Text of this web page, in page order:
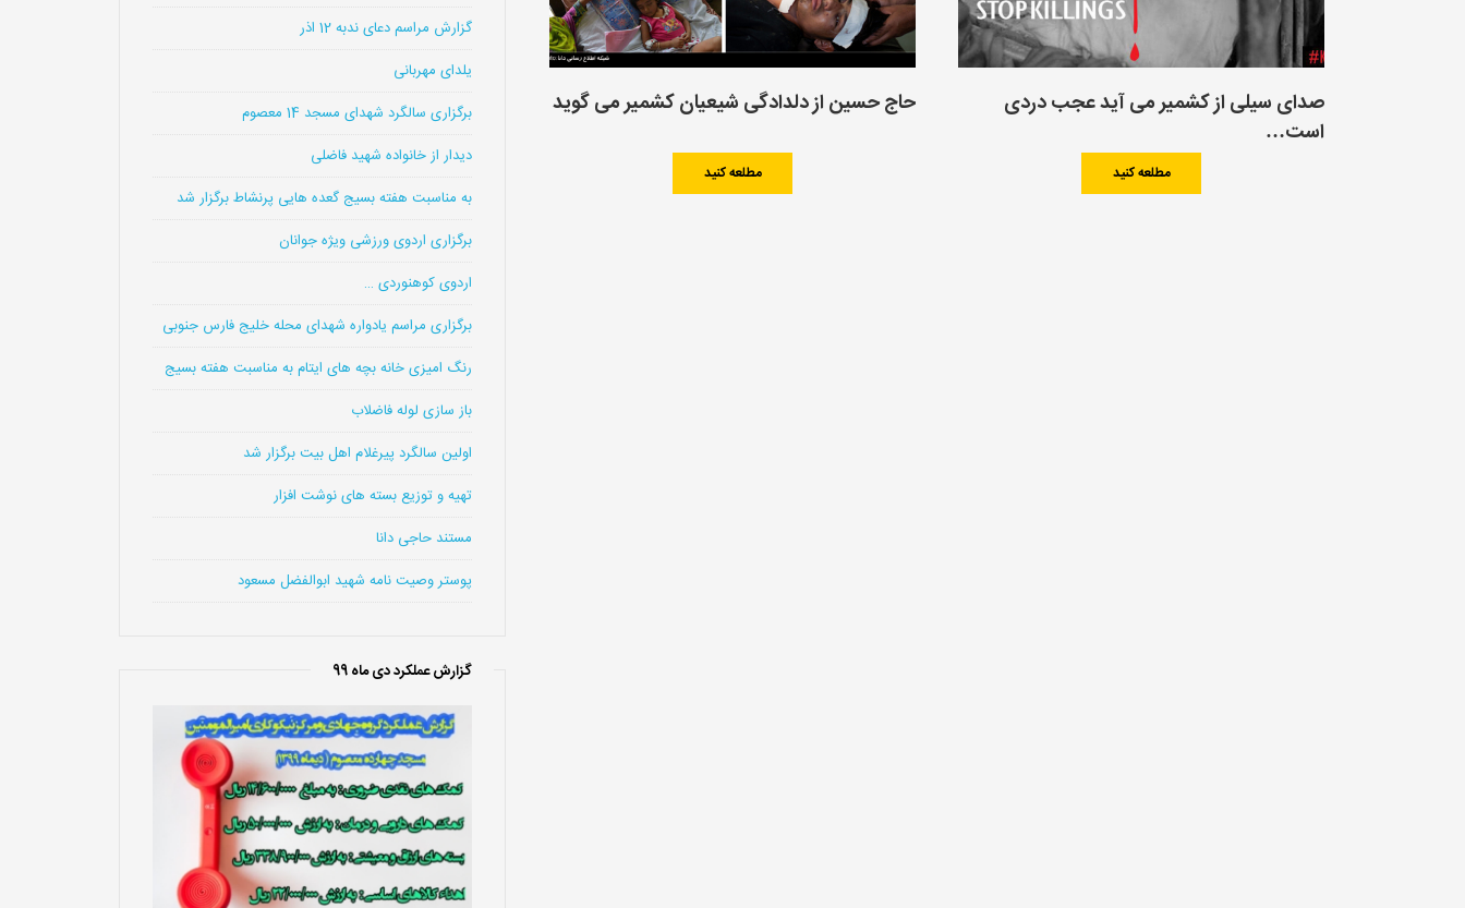
صدای سیلی از کشمیر می آید عجب دردی
است…
مطلعه کنید
حاج حسین از دلدادگی شیعیان کشمیر می گوید
مطلعه کنید
گزارش مراسم دعای ندبه 12 اذر
یلدای مهربانی
برگزاری سالگرد شهدای مسجد 14 معصوم
دیدار از خانواده شهید فاضلی
به مناسبت هفته بسیج گعده هایی پرنشاط برگزار شد
برگزاری اردوی ورزشی ویژه جوانان
اردوی کوهنوردی …
برگزاری مراسم یادواره شهدای محله خلیج فارس جنوبی
رنگ امیزی خانه بچه های ایتام به مناسبت هفته بسیج
باز سازی لوله فاضلاب
اولین سالگرد پیرغلام اهل بیت برگزار شد
تهیه و توزیع بسته های نوشت افزار
مستند حاجی دانا
پوستر وصیت نامه شهید ابوالفضل مسعود
گزارش عملکرد دی ماه 99